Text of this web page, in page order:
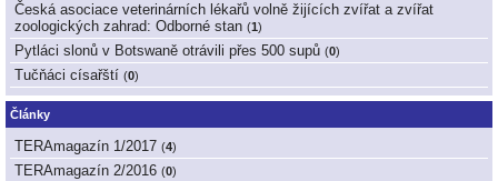
Česká asociace veterinárních lékařů volně žijících zvířat a zvířat
zoologických zahrad: Odborné stan (1 )
Pytláci slonů v Botswaně otrávili přes 500 supů (0)
Tučňáci císařští (0)
Články
TERAmagazín 1/2017 (4)
TERAmagazín 2/2016 (0)